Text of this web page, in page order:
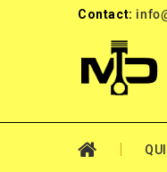
Contact: